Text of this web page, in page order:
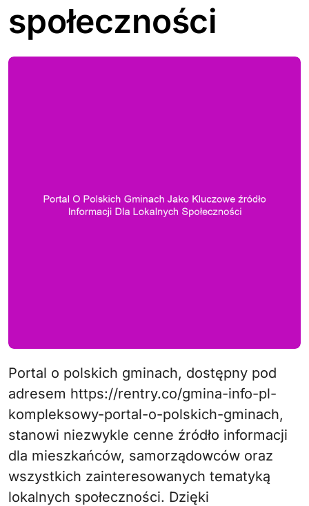
społeczności
Portal o polskich gminach, dostępny pod
adresem https://rentry.co/gmina-info-pl-
kompleksowy-portal-o-polskich-gminach,
stanowi niezwykle cenne źródło informacji
dla mieszkańców, samorządowców oraz
wszystkich zainteresowanych tematyką
lokalnych społeczności. Dzięki